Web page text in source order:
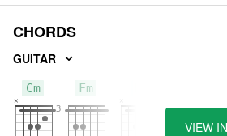
CHORDS
GUITAR
Cm Fm
VIEW